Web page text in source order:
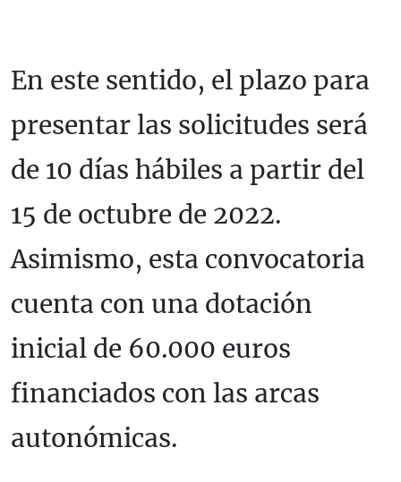
En este sentido, el plazo para
presentar las solicitudes será
de 10 días hábiles a partir del
15 de octubre de 2022.
Asimismo, esta convocatoria
cuenta con una dotación
inicial de 60.000 euros
financiados con las arcas
autonómicas.